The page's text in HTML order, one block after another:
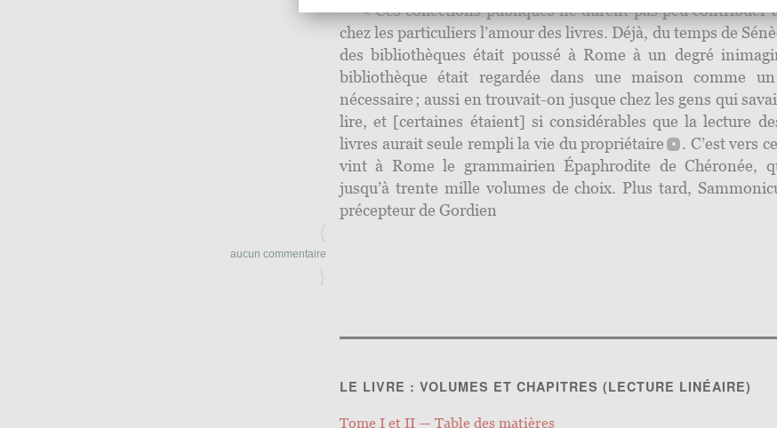
« Ces collections publiques ne durent pas peu contribuer
chez les particuliers l’amour des livres. Déjà, du temps de
des bibliothèques était poussé à Rome à un degré
bibliothèque était regardée dans une maison comme
nécessaire ; aussi en trouvait-on jusque chez les gens qui
lire, et [certaines étaient] si considérables que la lecture
livres aurait seule rempli la vie dupropriétaire . C’est vers
vint à Rome le grammairien Épaphrodite de Chéronée,
jusqu’à trente mille volumes de choix. Plus tard,
précepteur de Gordien
{
aucun commentaire
}
LE LIVRE : VOLUMES ET CHAPITRES (LECTURE LINÉAIRE)
Tome I et II — Table des matières